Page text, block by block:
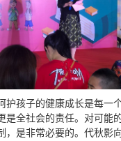
护孩子的健康成长是每一
是全社会的责任。对可能
，是非常必要的。代秋影